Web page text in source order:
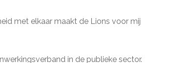
met elkaar maakt de Lions voor mij
in de publieke sector.